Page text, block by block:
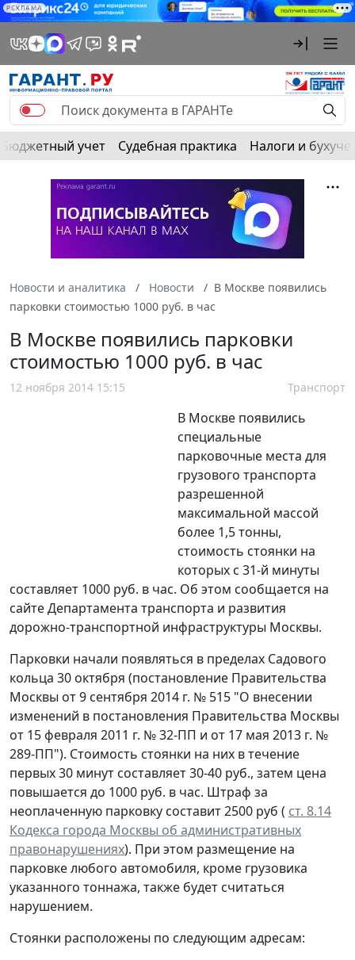
РЕКЛАМА
Бюджетный учет Судебная практика Налоги и
Новости и аналитика Новости
В Москве появились
парковки стоимостью 1000 руб. в час
В Москве появились парковки
стоимостью 1000 руб. в час
12 ноября 2014 15:15 Транспорт
В Москве появились
специальные
парковочные места для
грузового транспорта
разрешенной
максимальной массой
более 1,5 тонны,
стоимость стоянки на
которых с 31-й минуты
составляет 1000 руб. в час. Об этом сообщается на
сайте Департамента транспорта и развития
дорожно-транспортной инфраструктуры Москвы.
Парковки начали появляться в пределах Садового
кольца 30 октября (постановление Правительства
Москвы от 9 сентября 2014 г. № 515 "О внесении
изменений в постановления Правительства Москвы
от 15 февраля 2011 г. № 32-ПП и от 17 мая 2013 г. №
289-ПП"). Стоимость стоянки на них в течение
первых 30 минут составляет 30-40 руб., затем цена
повышается до 1000 руб. в час. Штраф за
неоплаченную парковку составит 2500 руб ( ст. 8.14
Кодекса города Москвы об административных
правонарушениях). При этом размещение на
парковке любого автомобиля, кроме грузовика
указанного тоннажа, также будет считаться
нарушением.
Стоянки расположены по следующим адресам: